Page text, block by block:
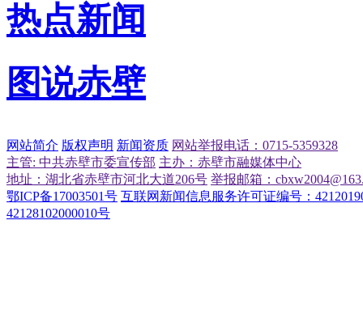
热点新闻
图说赤壁
网站简介 版权声明 新闻资质 网站举报电话：0715-5359328
主管: 中共赤壁市委宣传部 主办：赤壁市融媒体中心
地址：湖北省赤壁市河北大道206号 举报邮箱：
鄂ICP备17003501号 互联网新闻信息服务许可证编号：
42128102000010号